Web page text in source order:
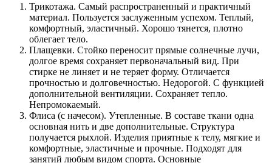
Трикотажа. Самый распространенный и практичный
материал. Пользуется заслуженным успехом. Теплый,
комфортный, эластичный. Хорошо тянется, плотно
облегает тело.
Плащевки. Стойко переносит прямые солнечные лучи,
долгое время сохраняет первоначальный вид. При
стирке не линяет и не теряет форму. Отличается
прочностью и долговечностью. Недорогой. С функцией
дополнительной вентиляции. Сохраняет тепло.
Непромокаемый.
Флиса (с начесом). Утепленные. В составе ткани одна
основная нить и две дополнительные. Структура
получается рыхлой. Изделия приятные к телу, мягкие и
комфортные, эластичные и прочные. Подходят для
занятий любым видом спорта. Основные